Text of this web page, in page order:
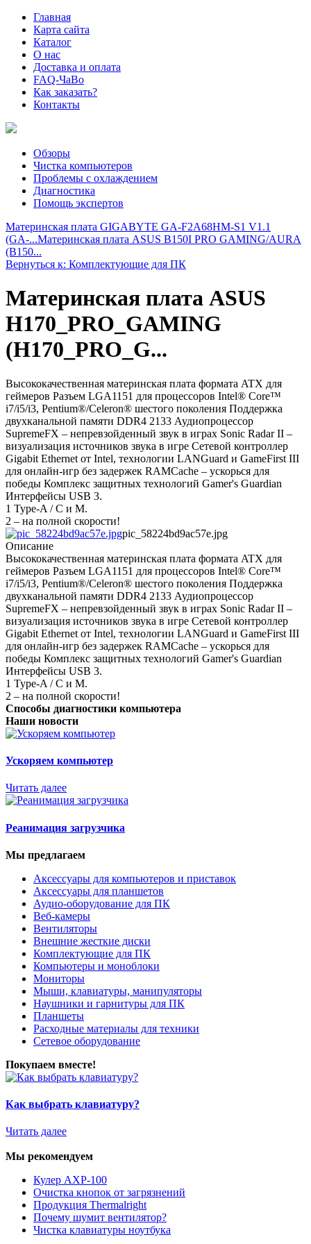
Главная
Карта сайта
Каталог
О нас
Доставка и оплата
FAQ-ЧаВо
Как заказать?
Контакты
Обзоры
Чистка компьютеров
Проблемы с охлаждением
Диагностика
Помощь экспертов
Материнская плата GIGABYTE GA-F2A68HM-S1 V1.1
(GA-...Материнская плата ASUS B150I PRO GAMING/AURA
(B150...
Вернуться к: Комплектующие для ПК
Материнская плата ASUS
H170_PRO_GAMING
(H170_PRO_G...
Высококачественная материнская плата формата ATX для
геймеров Разъем LGA1151 для процессоров Intel® Core™
i7/i5/i3, Pentium®/Celeron® шестого поколения Поддержка
двухканальной памяти DDR4 2133 Аудиопроцессор
SupremeFX – непревзойденный звук в играх Sonic Radar II –
визуализация источников звука в игре Сетевой контроллер
Gigabit Ethernet от Intel, технологии LANGuard и GameFirst III
для онлайн-игр без задержек RAMCache – ускорься для
победы Комплекс защитных технологий Gamer's Guardian
Интерфейсы USB 3.
1 Type-A / C и M.
2 – на полной скорости!
pic_58224bd9ac57e.jpg
Описание
Высококачественная материнская плата формата ATX для
геймеров Разъем LGA1151 для процессоров Intel® Core™
i7/i5/i3, Pentium®/Celeron® шестого поколения Поддержка
двухканальной памяти DDR4 2133 Аудиопроцессор
SupremeFX – непревзойденный звук в играх Sonic Radar II –
визуализация источников звука в игре Сетевой контроллер
Gigabit Ethernet от Intel, технологии LANGuard и GameFirst III
для онлайн-игр без задержек RAMCache – ускорься для
победы Комплекс защитных технологий Gamer's Guardian
Интерфейсы USB 3.
1 Type-A / C и M.
2 – на полной скорости!
Способы диагностики компьютера
Наши новости
Ускоряем компьютер
Читать далее
Реанимация загрузчика
Мы предлагаем
Аксессуары для компьютеров и приставок
Аксессуары для планшетов
Аудио-оборудование для ПК
Веб-камеры
Вентиляторы
Внешние жесткие диски
Комплектующие для ПК
Компьютеры и моноблоки
Мониторы
Мыши, клавиатуры, манипуляторы
Наушники и гарнитуры для ПК
Планшеты
Расходные материалы для техники
Сетевое оборудование
Покупаем вместе!
Как выбрать клавиатуру?
Читать далее
Мы рекомендуем
Кулер AXP-100
Очистка кнопок от загрязнений
Продукция Thermalright
Почему шумит вентилятор?
Чистка клавиатуры ноутбука